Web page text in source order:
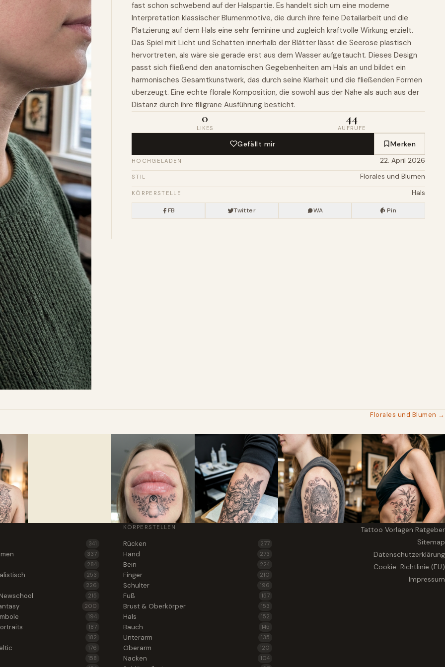
fast schon schwebend auf der Halspartie. Es handelt sich um eine moderne
Interpretation klassischer Blumenmotive, die durch ihre feine Detailarbeit und die
Platzierung auf dem Hals eine sehr feminine und zugleich kraftvolle Wirkung erzielt.
Das Spiel mit Licht und Schatten innerhalb der Blätter lässt die Seerose plastisch
hervortreten, als wäre sie gerade erst aus dem Wasser aufgetaucht. Dieses Design
passt sich fließend den anatomischen Gegebenheiten am Hals an und bildet ein
harmonisches Gesamtkunstwerk, das durch seine Klarheit und die fließenden Formen
überzeugt. Eine echte florale Komposition, die sowohl aus der Nähe als auch aus der
Distanz durch ihre filigrane Ausführung besticht.
0
LIKES
44
AUFRUFE
Gefällt mir Merken
HOCHGELADEN 22. April 2026
STIL Florales und Blumen
KÖRPERSTELLE Hals
FB Twitter WA Pin
Florales und Blumen →
341
337
284
253
226
215
200
194
187
182
176
158
KÖRPERSTELLEN
Rücken 277
Hand 273
Bein 224
Finger 210
Schulter 196
Fuß 157
Brust & Oberkörper 153
Hals 152
Bauch 145
Unterarm 135
Oberarm 120
Nacken 104
Tattoo Vorlagen Ratgeber
Sitemap
Datenschutzerklärung
Cookie-Richtlinie (EU)
Impressum